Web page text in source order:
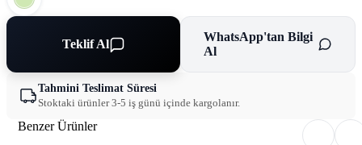
Teklif Al
WhatsApp'tan Bilgi
Al
Tahmini Teslimat Süresi
Stoktaki ürünler 3-5 iş günü içinde kargolanır.
Benzer Ürünler